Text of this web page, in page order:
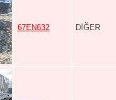
67EN632 DİĞER